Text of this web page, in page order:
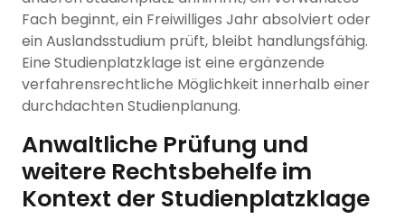
Fach beginnt, ein Freiwilliges Jahr absolviert oder
ein Auslandsstudium prüft, bleibt handlungsfähig.
Eine Studienplatzklage ist eine ergänzende
verfahrensrechtliche Möglichkeit innerhalb einer
durchdachten Studienplanung.
Anwaltliche Prüfung und
weitere Rechtsbehelfe im
Kontext der Studienplatzklage